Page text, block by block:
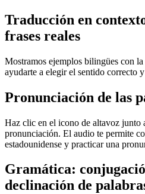
Traducción en
frases reales
Mostramos ejemplos bilingües con la
ayudarte a elegir el sentido correcto
Pronunciación de las
Haz clic en el icono de altavoz junto
pronunciación. El audio te permite
estadounidense y practicar una
Gramática:
declinación de